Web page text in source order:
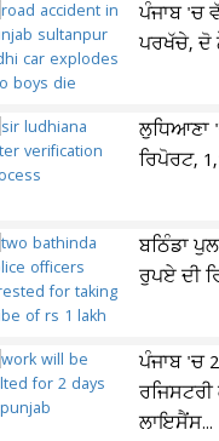
ਪੰਜਾਬ 'ਚ
ਪਰਖੱਚੇ, ਦੋ
ਲੁਧਿਆਣਾ
ਰਿਪੋਰਟ,
ਬਠਿੰਡਾ
ਰੁਪਏ ਦੀ
ਪੰਜਾਬ 'ਚ
ਲਾਇਸੈਂਸ...